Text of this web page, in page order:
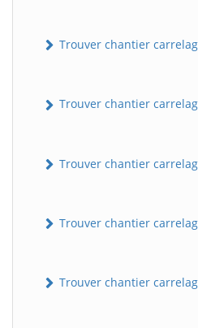
Trouver chantier
Trouver chantier
Trouver chantier
Trouver chantier
Trouver chantier